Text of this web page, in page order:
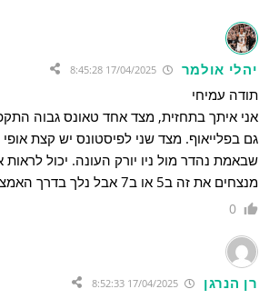
יהלי אולמר 17/04/2025 8:45:28
תודה עמיחי
אני איתך בתחזית, מצד אחד טאונס גבוה
גם בפלייאוף. מצד שני לפיסטונס יש קצת אופי
שבאמת נהדר מול ניו יורק העונה. יכול
מנצחים את זה ב5 או ב7 אבל נלך בדרך האמצע
0
רן הנרגן 17/04/2025 8:52:33